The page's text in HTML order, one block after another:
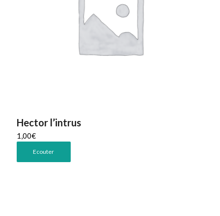
Hector l’intrus
1,00€
Ecouter